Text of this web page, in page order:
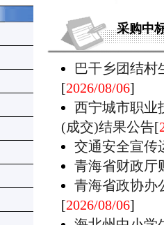
采购中
巴干乡团结村
[2026/08/06]
西宁城市职业
(成交)结果公告[
交通安全宣传
青海省财政厅
青海省政协办
[2026/08/06]